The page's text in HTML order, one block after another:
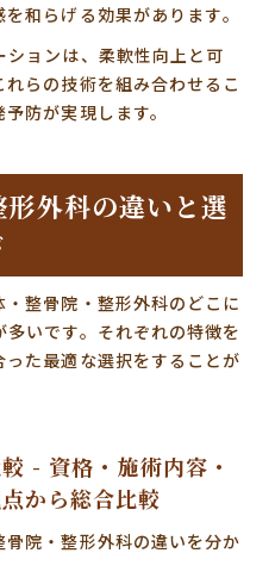
和らげる効果があります。
ョンは、柔軟性向上と可
らの技術を組み合わせるこ
防が実現します。
外科の違いと選
整骨院・整形外科のどこに
いです。それぞれの特徴を
た最適な選択をすることが
- 資格・施術内容・
から総合比較
院・整形外科の違いを分か